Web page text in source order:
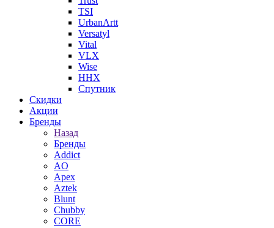
TSI
UrbanArtt
Versatyl
Vital
VLX
Wise
ННХ
Спутник
Скидки
Акции
Бренды
Назад
Бренды
Addict
AO
Apex
Aztek
Blunt
Chubby
CORE